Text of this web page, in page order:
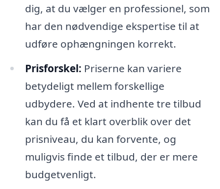
dig, at du vælger en professionel, som
har den nødvendige ekspertise til at
udføre ophængningen korrekt.
Prisforskel: Priserne kan variere
betydeligt mellem forskellige
udbydere. Ved at indhente tre tilbud
kan du få et klart overblik over det
prisniveau, du kan forvente, og
muligvis finde et tilbud, der er mere
budgetvenligt.